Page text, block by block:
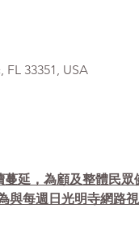
FL 33351, USA
蔓延，為顧及整體民
每週日光明寺網路視